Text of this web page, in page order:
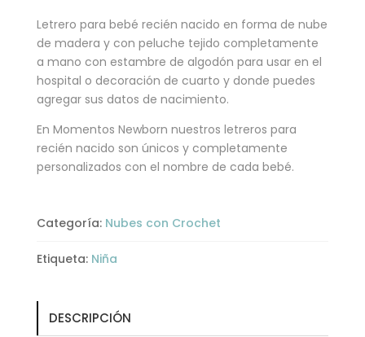
-
LETRERO
PARA
BEBÉ
cantidad
Letrero para bebé recién nacido en forma de nube
de madera y con peluche tejido completamente
a mano con estambre de algodón para usar en el
hospital o decoración de cuarto y donde puedes
agregar sus datos de nacimiento.
En Momentos Newborn nuestros letreros para
recién nacido son únicos y completamente
personalizados con el nombre de cada bebé.
Categoría: Nubes con Crochet
Etiqueta: Niña
DESCRIPCIÓN